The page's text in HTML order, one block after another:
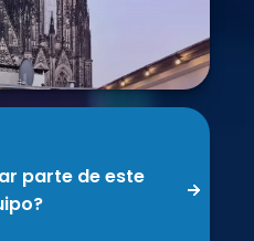
parte de este